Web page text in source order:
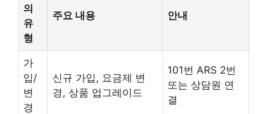
의
유
형
주요 내용 안내
가
입/
변
경
신규 가입, 요금제 변
경, 상품 업그레이드
101번 ARS 2번
또는 상담원 연
결